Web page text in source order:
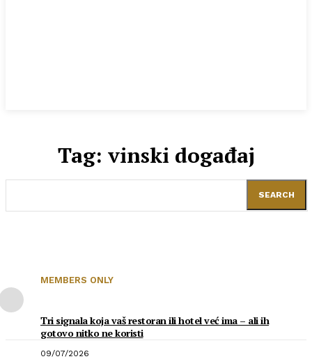
Tag: vinski događaj
SEARCH
MEMBERS ONLY
Tri signala koja vaš restoran ili hotel već ima – ali ih
gotovo nitko ne koristi
09/07/2026